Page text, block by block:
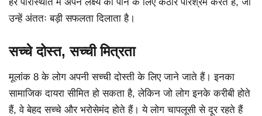
उन्हें अंततः बड़ी सफलता दिलाता है।
सच्चे दोस्त, सच्ची मित्रता
मूलांक 8 के लोग अपनी सच्ची दोस्ती के लिए जाने जाते हैं। इनका
सामाजिक दायरा सीमित हो सकता है, लेकिन जो लोग इनके करीबी होते
हैं, वे बेहद सच्चे और भरोसेमंद होते हैं। ये लोग चापलूसी से दूर रहते हैं